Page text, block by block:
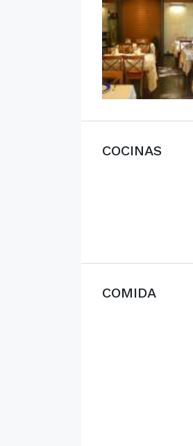
COCINAS
COMIDA